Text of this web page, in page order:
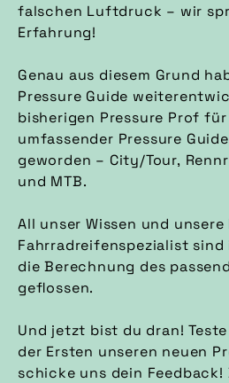
falschen Luftdruck – wir
Erfahrung!
Genau aus diesem Grund
Pressure Guide
bisherigen Pressure Prof
umfassender Pressure
geworden – City/Tour,
und MTB.
All unser Wissen und
Fahrradreifenspezialist
die Berechnung des
geflossen.
Und jetzt bist du dran!
der Ersten unseren neuen
schicke uns dein